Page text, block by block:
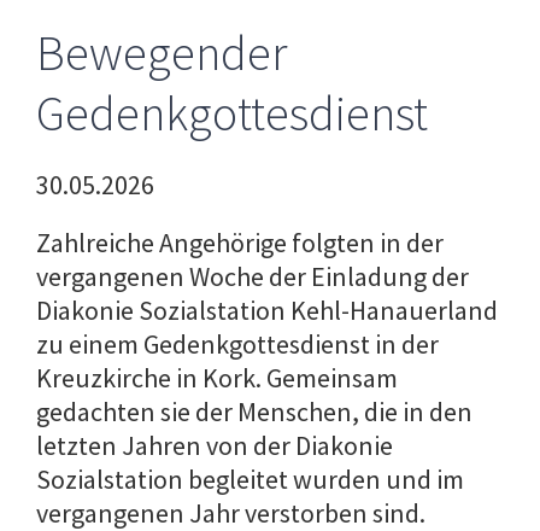
Bewegender
Gedenkgottesdienst
30.05.2026
Zahlreiche Angehörige folgten in der
vergangenen Woche der Einladung der
Diakonie Sozialstation Kehl-Hanauerland
zu einem Gedenkgottesdienst in der
Kreuzkirche in Kork. Gemeinsam
gedachten sie der Menschen, die in den
letzten Jahren von der Diakonie
Sozialstation begleitet wurden und im
vergangenen Jahr verstorben sind.